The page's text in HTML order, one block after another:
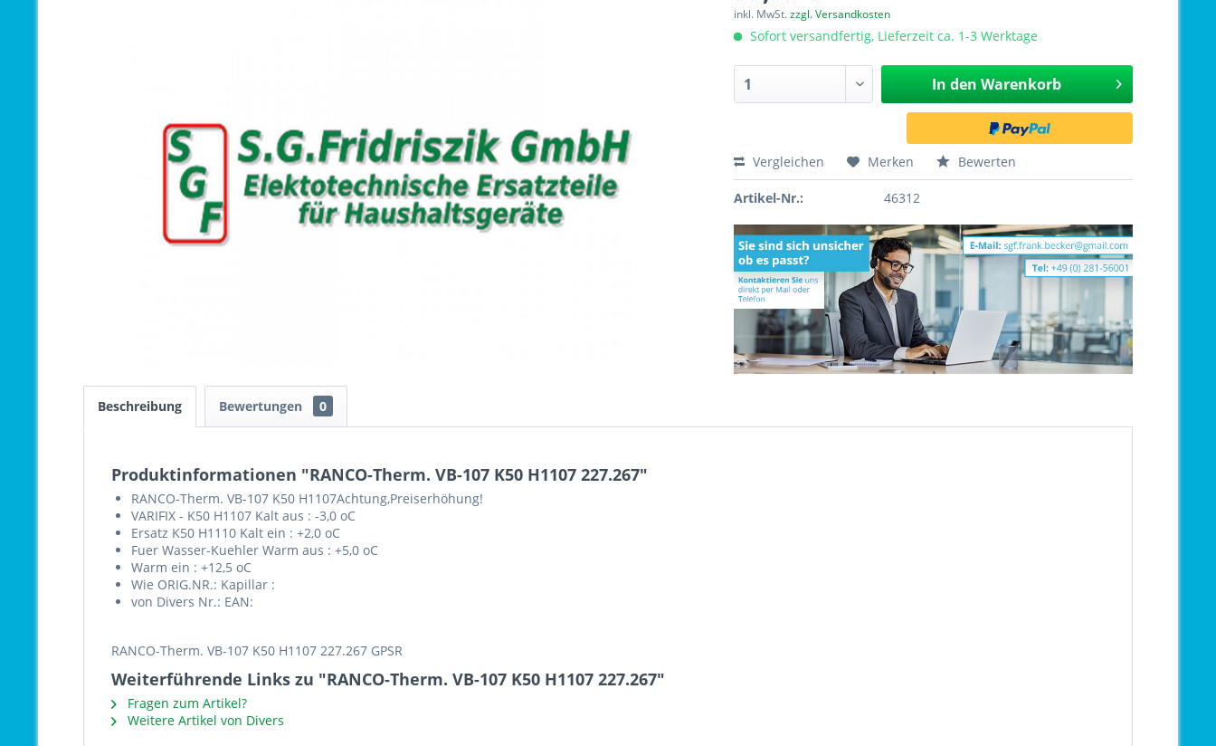
inkl. MwSt.zzgl. Versandkosten
Sofort versandfertig, Lieferzeit ca. 1-3 Werktage
In den Warenkorb
Vergleichen Merken Bewerten
Artikel-Nr.: 46312
Beschreibung Bewertungen 0
Produktinformationen "RANCO-Therm. VB-107 K50 H1107 227.267"
RANCO-Therm. VB-107 K50 H1107Achtung,Preiserhöhung!
VARIFIX - K50 H1107 Kalt aus : -3,0 oC
Ersatz K50 H1110 Kalt ein : +2,0 oC
Fuer Wasser-Kuehler Warm aus : +5,0 oC
Warm ein : +12,5 oC
Wie ORIG.NR.: Kapillar :
von Divers Nr.: EAN:
RANCO-Therm. VB-107 K50 H1107 227.267 GPSR
Weiterführende Links zu "RANCO-Therm. VB-107 K50 H1107 227.267"
Fragen zum Artikel?
Weitere Artikel von Divers